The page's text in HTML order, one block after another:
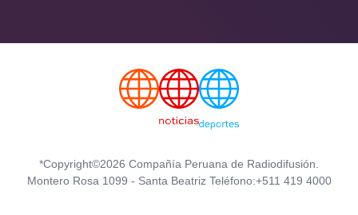
*Copyright©2026 Compañía Peruana de Radiodifusión.
Montero Rosa 1099 - Santa Beatriz Teléfono:+511 419 4000